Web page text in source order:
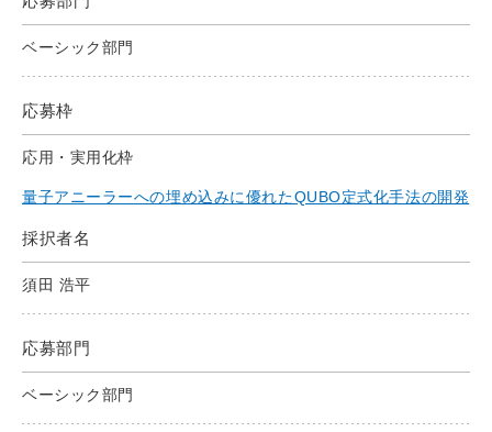
ベーシック部門
応募枠
応用・実用化枠
量子アニーラーへの埋め込みに優れたQUBO定式化手法の開発
採択者名
須田 浩平
応募部門
ベーシック部門